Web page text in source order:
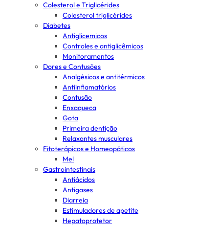
Colesterol e Triglicérides
Colesterol triglicérides
Diabetes
Antiglicemicos
Controles e antiglicêmicos
Monitoramentos
Dores e Contusões
Analgésicos e antitérmicos
Antiinflamatórios
Contusão
Enxaqueca
Gota
Primeira dentição
Relaxantes musculares
Fitoterápicos e Homeopáticos
Mel
Gastrointestinais
Antiácidos
Antigases
Diarreia
Estimuladores de apetite
Hepatoprotetor